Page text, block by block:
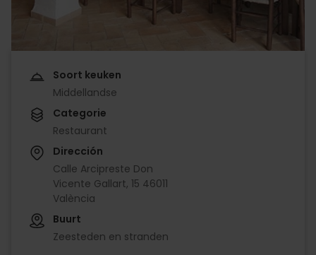
Soort keuken
Middellandse
Categorie
Restaurant
Dirección
Calle Arcipreste Don
Vicente Gallart, 15 46011
València
Buurt
Zeesteden en stranden